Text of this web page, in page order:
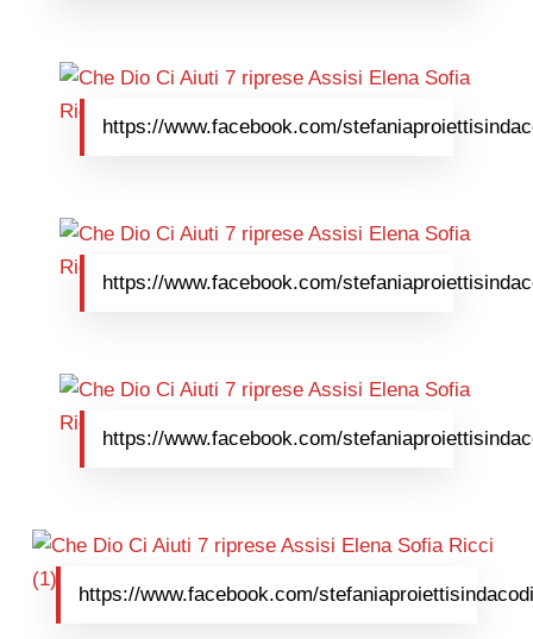
https://www.facebook.com/
https://www.facebook.com/
https://www.facebook.com/
https://www.facebook.com/